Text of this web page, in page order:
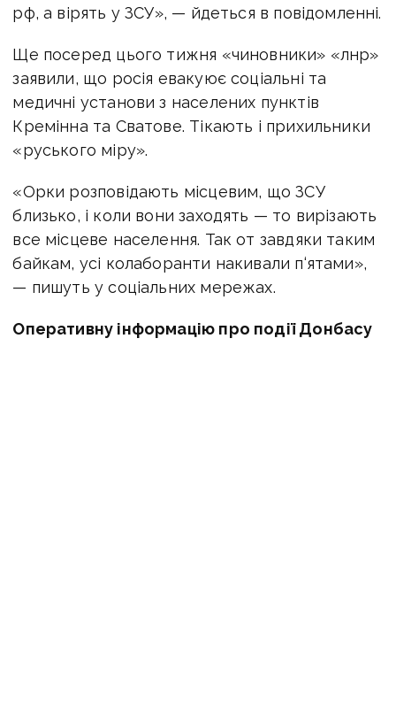
рф, а вірять у ЗСУ», — йдеться в повідомленні.
Ще посеред цього тижня «чиновники» «лнр»
заявили, що росія евакуює соціальні та
медичні установи з населених пунктів
Кремінна та Сватове. Тікають і прихильники
«руського міру».
«Орки розповідають місцевим, що ЗСУ
близько, і коли вони заходять — то вирізають
все місцеве населення. Так от завдяки таким
байкам, усі колаборанти накивали п‘ятами»,
— пишуть у соціальних мережах.
Оперативну інформацію про події Донбасу